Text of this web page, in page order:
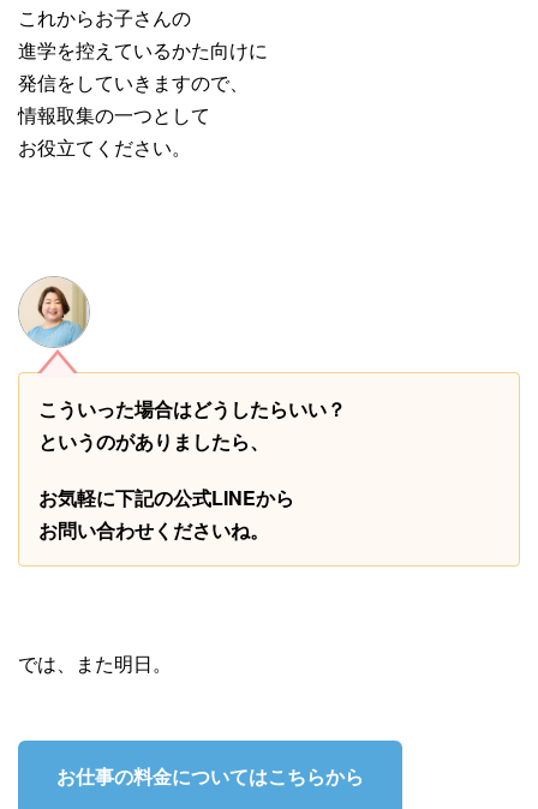
これからお子さんの
進学を控えているかた向けに
発信をしていきますので、
情報取集の一つとして
お役立てください。
こういった場合はどうしたらいい？
というのがありましたら、
お気軽に下記の公式LINEから
お問い合わせくださいね。
では、また明日。
お仕事の料金についてはこちらから